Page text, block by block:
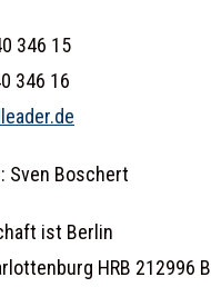
346 15
346 16
Sven Boschert
ist Berlin
HRB 212996 B